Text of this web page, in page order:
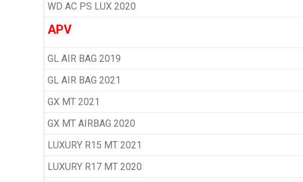
WD AC PS LUX 2020
APV
GL AIR BAG 2019
GL AIR BAG 2021
GX MT 2021
GX MT AIRBAG 2020
LUXURY R15 MT 2021
LUXURY R17 MT 2020